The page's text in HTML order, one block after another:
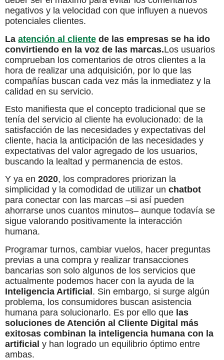
negativos y la velocidad con que influyen a nuevos
potenciales clientes.
La atención al cliente de las empresas se ha ido
convirtiendo en la voz de las marcas.Los usuarios
comprueban los comentarios de otros clientes a la
hora de realizar una adquisición, por lo que las
compañías buscan cada vez más la inmediatez y la
calidad en su servicio.
Esto manifiesta que el concepto tradicional que se
tenía del servicio al cliente ha evolucionado: de la
satisfacción de las necesidades y expectativas del
cliente, hacia la anticipación de las necesidades y
expectativas del valor agregado de los usuarios,
buscando la lealtad y permanencia de estos.
Y ya en 2020, los compradores priorizan la
simplicidad y la comodidad de utilizar un chatbot
para conectar con las marcas –si así pueden
ahorrarse unos cuantos minutos– aunque todavía se
sigue valorando positivamente la interacción
humana.
Programar turnos, cambiar vuelos, hacer preguntas
previas a una compra y realizar transacciones
bancarias son solo algunos de los servicios que
actualmente podemos hacer con la ayuda de la
Inteligencia Artificial. Sin embargo, si surge algún
problema, los consumidores buscan asistencia
humana para solucionarlo. Es por ello que las
soluciones de Atención al Cliente Digital más
exitosas combinan la inteligencia humana con la
artificial y han logrado un equilibrio óptimo entre
ambas.